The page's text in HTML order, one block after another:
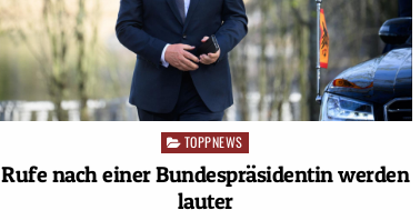
Posted
in
TOPPNEWS
Rufe nach einer Bundespräsidentin werden
lauter